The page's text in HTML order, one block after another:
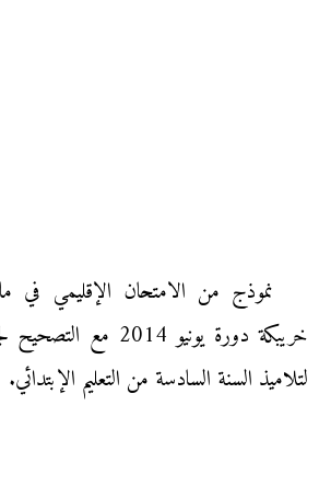
نموذج من الامتحان الإقليمي في
خريبكة دورة يونيو
لتلاميذ السنة السادسة من التعليم الإبتدائي.